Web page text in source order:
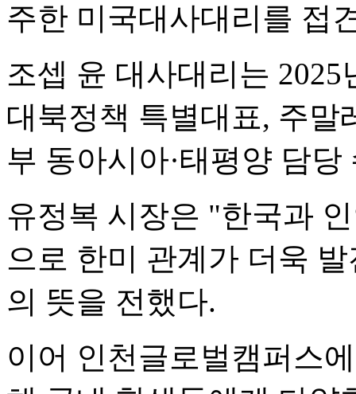
주한 미국대사대리를 접
조셉 윤 대사대리는
대북정책 특별대표, 주말
부 동아시아·태평양 담
유정복 시장은 "한국과
으로 한미 관계가 더욱
의 뜻을 전했다.
이어 인천글로벌캠퍼스